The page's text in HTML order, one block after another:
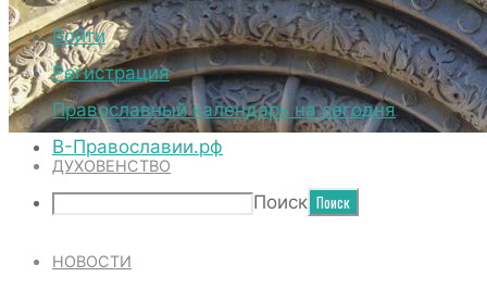
НИЖНИЙ ХРАМ ФЕОДОРОВСКОГО
ГОСУДАРЕВА СОБОРА
ТЕРРИТОРИЯ СОБОРА
ДУХОВЕНСТВО
НОВОСТИ
IMG_6920
Войти
Регистрация
Православный календарь на сегодня
В-Православии.рф
Поиск